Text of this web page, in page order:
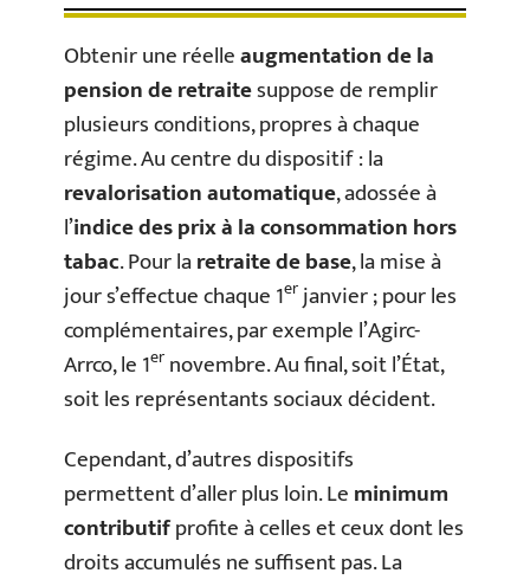
Obtenir une réelleaugmentation de la
pension de retraitesuppose de remplir
plusieurs conditions, propres à chaque
régime. Au centre du dispositif : la
revalorisation automatique, adossée à
l’indice des prix à la consommation hors
tabac. Pour laretraite de base, la mise à
jour s’effectue chaque 1erjanvier ; pour les
complémentaires, par exemple l’Agirc-
Arrco, le 1er novembre. Au final, soit l’État,
soit les représentants sociaux décident.
Cependant, d’autres dispositifs
permettent d’aller plus loin. Leminimum
contributifprofite à celles et ceux dont les
droits accumulés ne suffisent pas. La